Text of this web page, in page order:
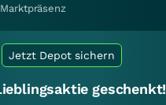
Jetzt Depot sichern
geschenkt!